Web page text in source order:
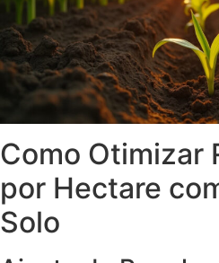
Como Otimizar
por Hectare
Solo